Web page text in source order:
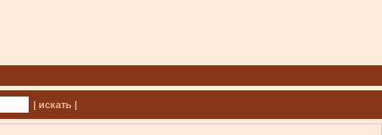
| искать |